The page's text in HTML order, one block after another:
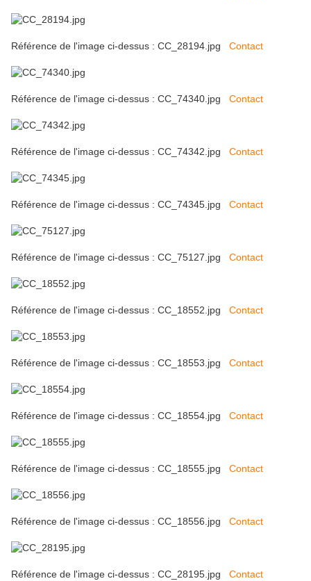
Référence de l'image ci-dessus : CC_28194.jpg Contact
Référence de l'image ci-dessus : CC_74340.jpg Contact
Référence de l'image ci-dessus : CC_74342.jpg Contact
Référence de l'image ci-dessus : CC_74345.jpg Contact
Référence de l'image ci-dessus : CC_75127.jpg Contact
Référence de l'image ci-dessus : CC_18552.jpg Contact
Référence de l'image ci-dessus : CC_18553.jpg Contact
Référence de l'image ci-dessus : CC_18554.jpg Contact
Référence de l'image ci-dessus : CC_18555.jpg Contact
Référence de l'image ci-dessus : CC_18556.jpg Contact
Référence de l'image ci-dessus : CC_28195.jpg Contact